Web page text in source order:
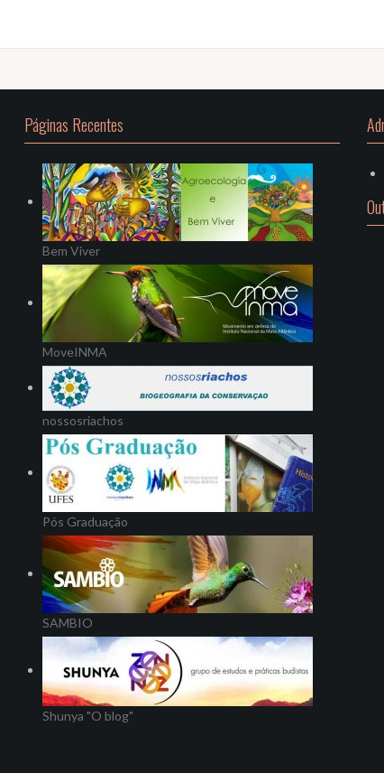
Páginas Recentes
Bem Viver
MoveINMA
nossosriachos
Pós Graduação
SAMBIO
Shunya "O blog"